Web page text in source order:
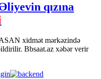
qızına
ASAN xidmət mərkəzində
Bbsaat.az xəbər verir